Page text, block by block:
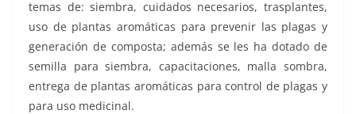
temas de: siembra, cuidados necesarios, trasplantes,
uso de plantas aromáticas para prevenir las plagas y
generación de composta; además se les ha dotado de
semilla para siembra, capacitaciones, malla sombra,
entrega de plantas aromáticas para control de plagas y
para uso medicinal.